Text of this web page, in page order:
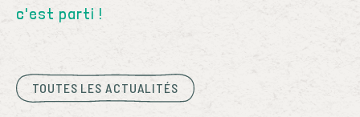
c'est parti !
TOUTES LES ACTUALITÉS